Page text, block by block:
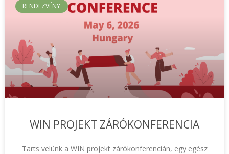
RENDEZVÉNY
WIN PROJEKT ZÁRÓKONFERENCIA
Tarts velünk a WIN projekt zárókonferencián, egy egész